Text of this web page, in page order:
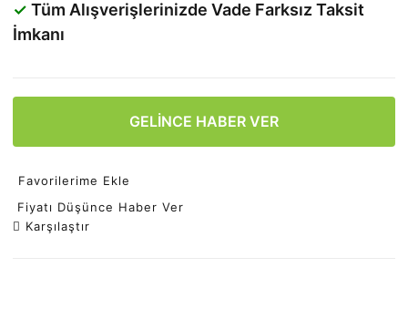
✓ Tüm Alışverişlerinizde Vade Farksız Taksit
İmkanı
GELİNCE HABER VER
Favorilerime Ekle
Fiyatı Düşünce Haber Ver
Karşılaştır